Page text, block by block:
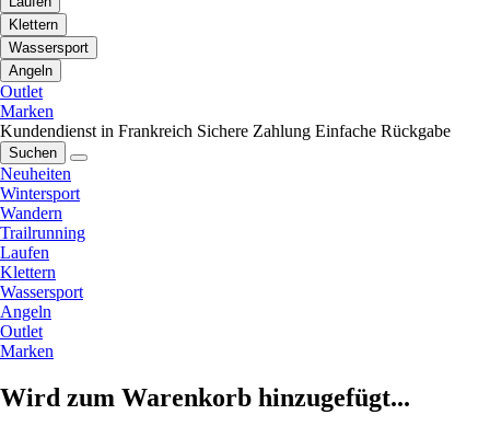
Klettern
Wassersport
Angeln
Outlet
Marken
Kundendienst in Frankreich Sichere Zahlung Einfache Rückgabe
Suchen
Neuheiten
Wintersport
Wandern
Trailrunning
Laufen
Klettern
Wassersport
Angeln
Outlet
Marken
Wird zum Warenkorb hinzugefügt...